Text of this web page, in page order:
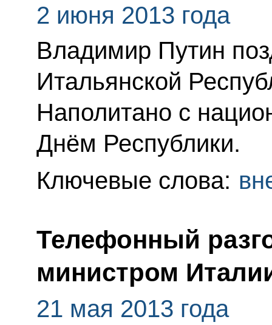
2 июня 2013 года
Владимир Путин
Итальянской
Наполитано с
Днём Республики.
Ключевые слова:
Телефонный
министром
21 мая 2013 года